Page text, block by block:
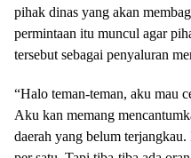
pihak dinas yang akan
permintaan itu muncul agar
tersebut sebagai penyaluran
“Halo teman-teman, aku mau
Aku kan memang
daerah yang belum